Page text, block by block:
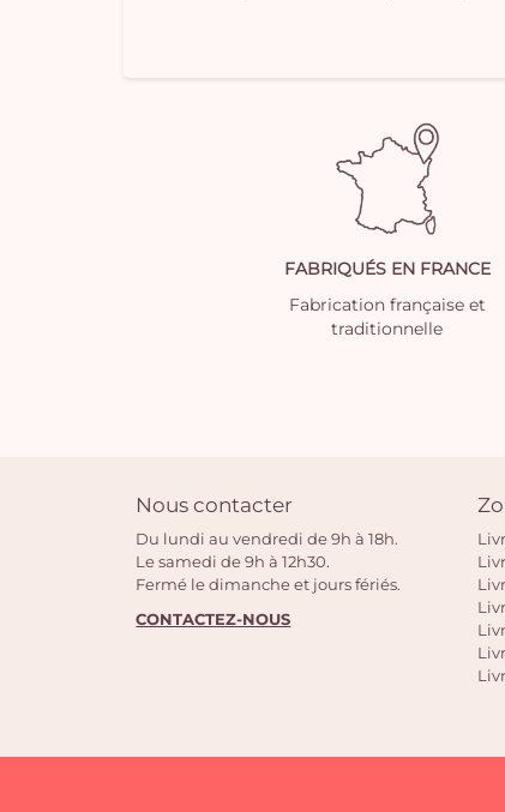
FABRIQUÉS EN FRANCE
Fabrication française et
traditionnelle
Nous contacter
Du lundi au vendredi de 9h à 18h.
Le samedi de 9h à 12h30.
Fermé le dimanche et jours fériés.
CONTACTEZ-NOUS